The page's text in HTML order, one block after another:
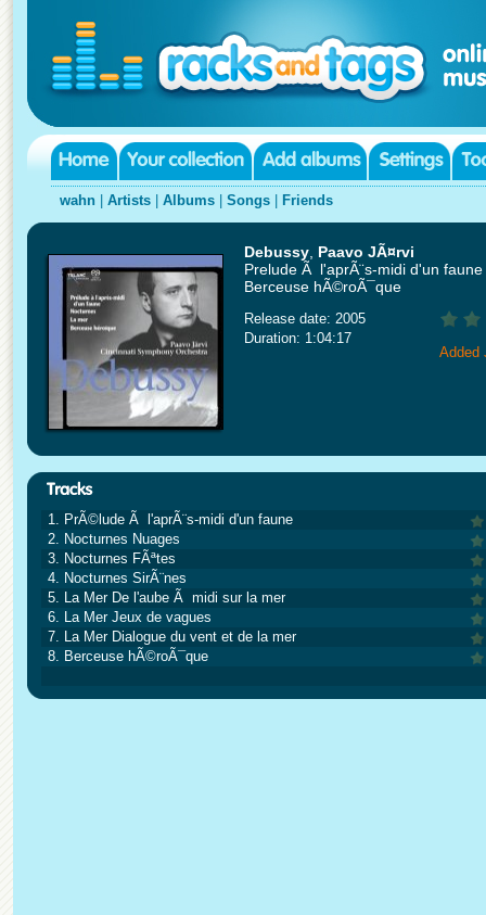
wahn Artists Albums Songs Friends
Debussy Paavo JÃ¤rvi
Prelude Ã l'aprÃ¨s-midi d'un
Berceuse hÃ©roÃ¯que
Release date: 2005
Duration: 1:04:17
Added
1. PrÃ©lude Ã l'aprÃ¨s-midi d'un faune
2. Nocturnes Nuages
3. Nocturnes FÃªtes
4. Nocturnes SirÃ¨nes
5. La Mer De l'aube Ã midi sur la mer
6. La Mer Jeux de vagues
7. La Mer Dialogue du vent et de la mer
8. Berceuse hÃ©roÃ¯que